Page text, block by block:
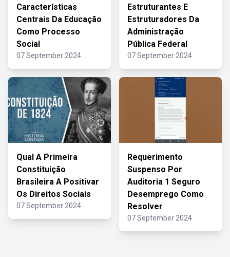
Características
Centrais Da Educação
Como Processo
Social
07 September 2024
Estruturantes E
Estruturadores Da
Administração
Pública Federal
07 September 2024
Qual A Primeira
Constituição
Brasileira A Positivar
Os Direitos Sociais
07 September 2024
Requerimento
Suspenso Por
Auditoria 1 Seguro
Desemprego Como
Resolver
07 September 2024